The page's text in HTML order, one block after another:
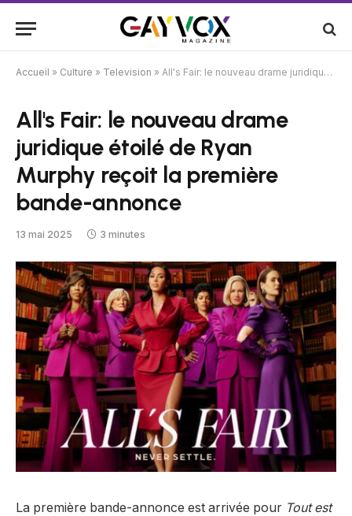
Accueil » Culture » Television » All's Fair: le nouveau drame juridique étoilé de Ryan Murphy reçoit la première bande-annonce
All's Fair: le nouveau drame
juridique étoilé de Ryan
Murphy reçoit la première
bande-annonce
13 mai 2025 3 minutes
La première bande-annonce est arrivée pour Tout est